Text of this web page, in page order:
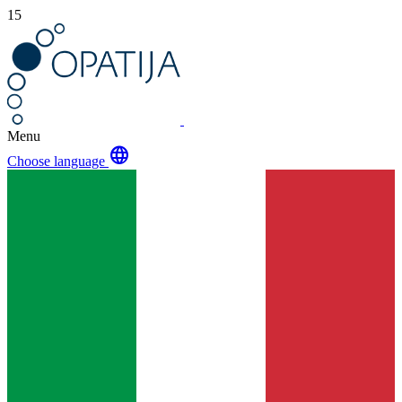
15
Menu
Choose language language